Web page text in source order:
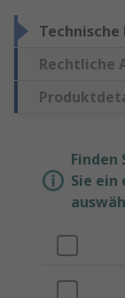
Technische
Rechtliche
Finden
Sie ein